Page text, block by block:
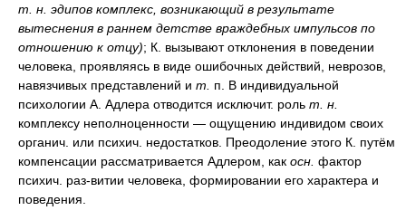
т. н. эдипов комплекс, возникающий в результате
вытеснения в раннем детстве враждебных импульсов по
отношению к отцу); К. вызывают отклонения в поведении
человека, проявляясь в виде ошибочных действий, неврозов,
навязчивых представлений и т.
п. В индивидуальной
психологии А. Адлера отводится исключит. роль т. н.
комплексу неполноценности — ощущению индивидом своих
органич. или психич. недостатков. Преодоление этого К. путём
компенсации рассматривается Адлером, как осн. фактор
психич. раз-витии человека, формировании его характера и
поведения.